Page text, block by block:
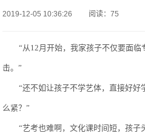
2019-12-05 10:36:26 阅读：75
“从12月开始，我家孩子不仅要面
击。”
“还不如让孩子不学艺体，直接好
么紧？”
“艺考也难啊，文化课时间短，孩子